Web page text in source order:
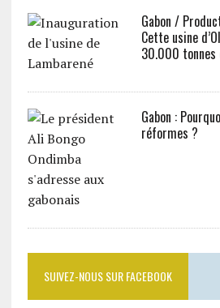
Gabon /
Cette usine
30.000 tonnes
Gabon :
réformes ?
SUIVEZ-NOUS SUR FACEBOOK